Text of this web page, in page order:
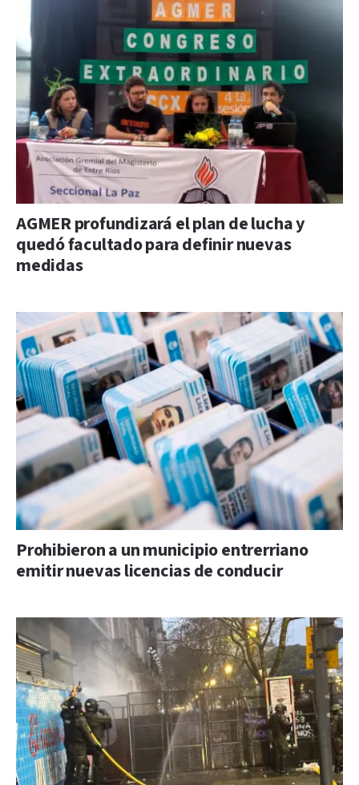
AGMER profundizará el plan de lucha y
quedó facultado para definir nuevas
medidas
Prohibieron a un municipio entrerriano
emitir nuevas licencias de conducir